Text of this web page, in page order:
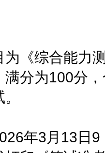
综合能力测
满分为100分
年3月13日9